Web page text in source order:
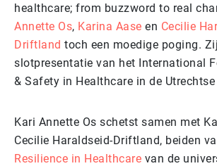
healthcare; from buzzword to real
Annette Os, Karina Aase en Cecilie
Driftland toch een moedige poging.
slotpresentatie van het International
& Safety in Healthcare in de
Kari Annette Os schetst samen met
Cecilie Haraldseid-Driftland, beiden
Resilience in Healthcare van de